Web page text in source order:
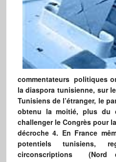
commentateurs politiques
la diaspora tunisienne, sur
Tunisiens de l’étranger, le
obtenu la moitié, plus du
challenger le Congrès pour
décroche 4. En France
potentiels tunisiens,
circonscriptions (Nord